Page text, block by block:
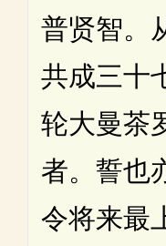
普贤智。
共成三十
轮大曼茶
者。誓也
令将来最